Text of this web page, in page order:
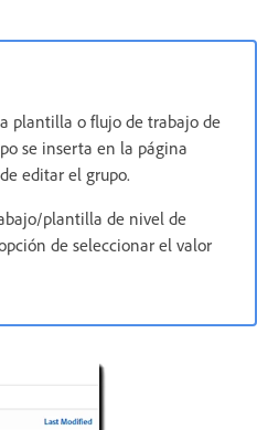
plantilla o flujo de trabajo de
se inserta en la página
editar el grupo.
plantilla de nivel de
de seleccionar el valor